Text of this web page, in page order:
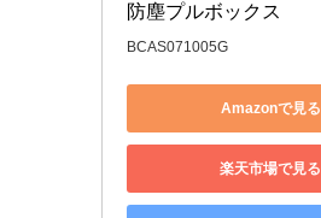
防塵プルボックス
BCAS071005G
Amazonで見る
楽天市場で見る